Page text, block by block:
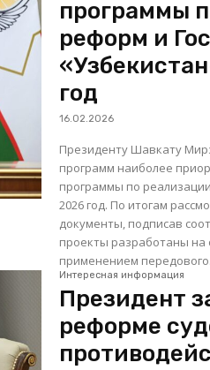
программы
реформ и
год
16.02.2026
Президенту Шавкату
программ наиболее
программы по
2026 год. По итогам
документы, подписав
проекты разработаны на
применением
Интересная информация
Президент
реформе